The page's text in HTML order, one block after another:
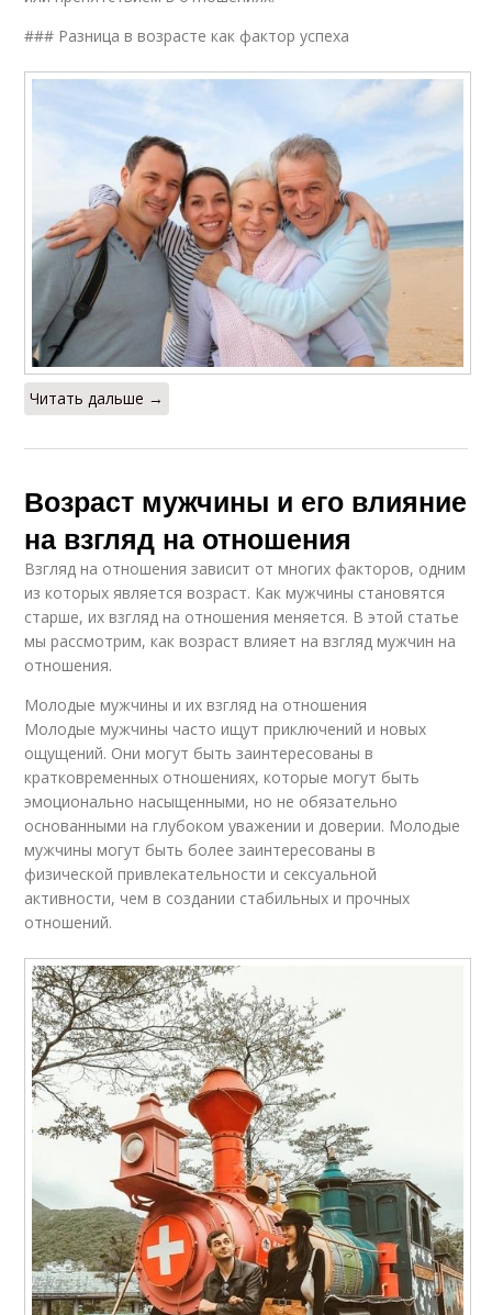
### Разница в возрасте как фактор успеха
Читать дальше →
Возраст мужчины и его влияние
на взгляд на отношения
Взгляд на отношения зависит от многих факторов, одним
из которых является возраст. Как мужчины становятся
старше, их взгляд на отношения меняется. В этой статье
мы рассмотрим, как возраст влияет на взгляд мужчин на
отношения.
Молодые мужчины и их взгляд на отношения
Молодые мужчины часто ищут приключений и новых
ощущений. Они могут быть заинтересованы в
кратковременных отношениях, которые могут быть
эмоционально насыщенными, но не обязательно
основанными на глубоком уважении и доверии. Молодые
мужчины могут быть более заинтересованы в
физической привлекательности и сексуальной
активности, чем в создании стабильных и прочных
отношений.